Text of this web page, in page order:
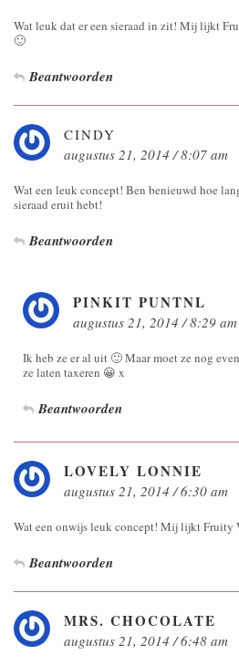
Wat leuk dat er een sieraad in zit! Mij lijkt
🙂
Beantwoorden
CINDY
augustus 21, 2014 / 8:07 am
Wat een leuk concept! Ben benieuwd hoe
sieraad eruit hebt!
Beantwoorden
PINKIT PUNTNL
augustus 21, 2014 / 8:29 am
Ik heb ze er al uit 🙂 Maar moet ze nog
ze laten taxeren 😀 x
Beantwoorden
LOVELY LONNIE
augustus 21, 2014 / 6:30 am
Wat een onwijs leuk concept! Mij lijkt Fruity
Beantwoorden
MRS. CHOCOLATE
augustus 21, 2014 / 6:48 am